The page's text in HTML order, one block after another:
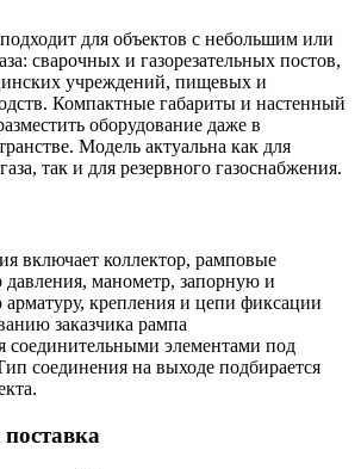
для объектов с небольшим или
сварочных и газорезательных постов,
учреждений, пищевых и
Компактные габариты и настенный
оборудование даже в
Модель актуальна как для
так и для резервного газоснабжения.
включает коллектор, рамповые
давления, манометр, запорную и
крепления и цепи фиксации
заказчика рампа
соединительными элементами под
соединения на выходе подбирается